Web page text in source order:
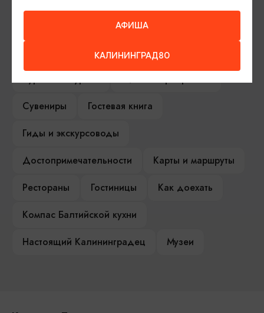
ИЩИТЕ ТАКЖЕ НА НАШЕМ САЙТЕ
Серебряное ожерелье
Электронная виза
Сувениры
Гостевая книга
Гиды и экскурсоводы
Достопримечательности
Карты и маршруты
Рестораны
Гостиницы
Как доехать
Компас Балтийской кухни
Настоящий Калининградец
Музеи
АФИША
КАЛИНИНГРАД80